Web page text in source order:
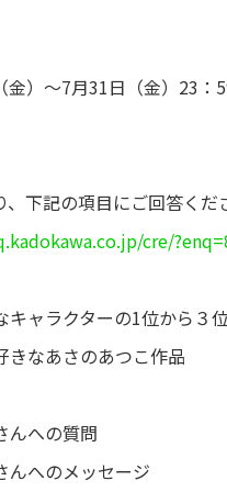
金）～7月31日（金）23：
、下記の項目にご回答くだ
cre/
キャラクターの1位から３
きなあさのあつこ作品
んへの質問
んへのメッセージ